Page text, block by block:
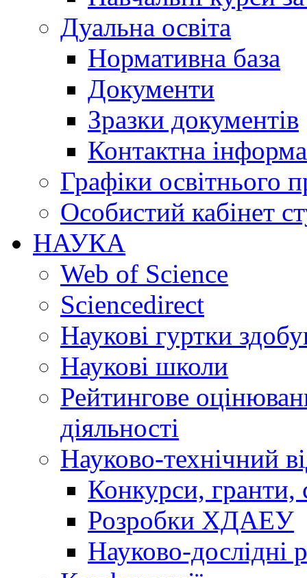
Дуальна освіта
Нормативна база
Документи
Зразки документів
Контактна
Графіки освітнього
Особистий кабінет
НАУКА
Web of Science
Sciencedirect
Наукові гуртки
Наукові школи
Рейтингове
діяльності
Науково-технічний
Конкурси, гранти,
Розробки ХДАЕУ
Науково-дослідні